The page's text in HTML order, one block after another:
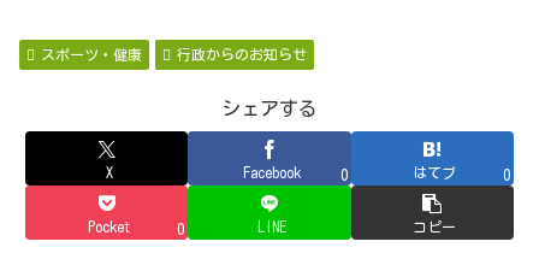
スポーツ・健康 行政からのお知らせ
シェアする
X Facebook 0 はてブ 0
Pocket 0 LINE コピー